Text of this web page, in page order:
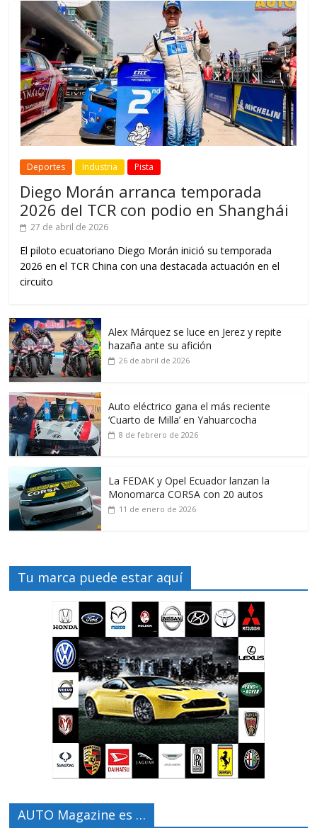
Deportes Industria Pista
Diego Morán arranca temporada
2026 del TCR con podio en Shanghái
27 de abril de 2026
El piloto ecuatoriano Diego Morán inició su temporada
2026 en el TCR China con una destacada actuación en el
circuito
Alex Márquez se luce en Jerez y repite
hazaña ante su afición
26 de abril de 2026
Auto eléctrico gana el más reciente
‘Cuarto de Milla’ en Yahuarcocha
8 de febrero de 2026
La FEDAK y Opel Ecuador lanzan la
Monomarca CORSA con 20 autos
11 de enero de 2026
Tu marca puede estar aquí
AUTO Magazine es …